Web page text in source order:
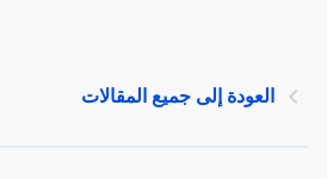
العودة إلى جميع المقالات